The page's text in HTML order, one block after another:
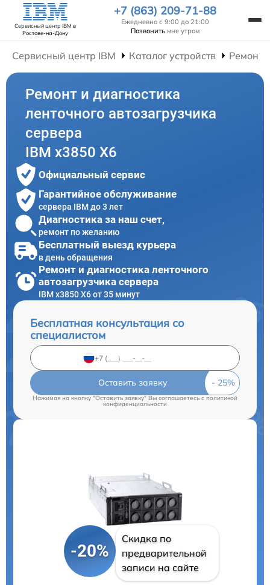
Сервисный центр IBM в
Ростове-на-Дону
+7 (863) 209-71-88
Ежедневно с 9:00 до 21:00
Позвонить мне утром
Сервисный центр IBM Каталог устройств Ремонт
Ремонт и диагностика
ленточного автозагрузчика
сервера
IBM x3850 X6
Официальный сервис
Гарантийное обслуживание
сервера IBM до 3 лет
Диагностика за наш счет,
ремонт по желанию
Бесплатный выезд курьера
в день обращения
Ремонт и диагностика ленточного
автозагрузчика сервера
IBM x3850 X6 от 35 минут
Бесплатная консультация со
специалистом
Оставить заявку
Нажимая на кнопку "Оставить заявку" Вы соглашаетесь c политикой
конфиденциальности
-20%
Скидка по
предварительной
записи на сайте